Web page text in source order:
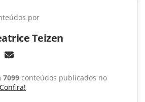
por
Teizen
7099 conteúdos publicados no
Confira!